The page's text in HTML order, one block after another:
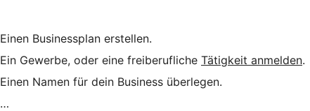
Einen Businessplan erstellen.
Ein Gewerbe, oder eine freiberufliche Tätigkeit anmelden.
Einen Namen für dein Business überlegen.
…